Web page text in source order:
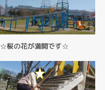
☆桜の花が満開です☆